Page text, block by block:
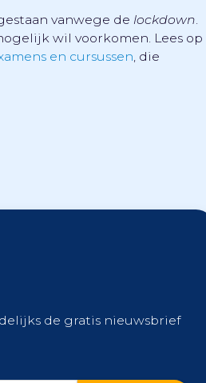
vanwege de lockdown.
wil voorkomen. Lees op
en cursussen, die
de gratis nieuwsbrief